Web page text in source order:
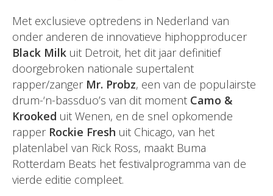
Met exclusieve optredens in Nederland van
onder anderen de innovatieve hiphopproducer
Black Milk uit Detroit, het dit jaar definitief
doorgebroken nationale supertalent
rapper/zanger Mr. Probz, een van de populairste
drum-‘n-bassduo’s van dit moment Camo &
Krooked uit Wenen, en de snel opkomende
rapper Rockie Fresh uit Chicago, van het
platenlabel van Rick Ross, maakt Buma
Rotterdam Beats het festivalprogramma van de
vierde editie compleet.